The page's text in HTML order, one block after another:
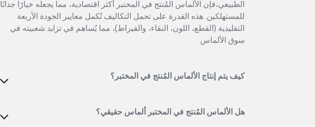
الطبيعي،فإن الألماس المُنتج في المختبر أكثر اقتصادية، مما يجعله خيارًا جذابًا
للمستهلكين. هذه القدرة على تحمل التكاليف تُكمل معايير الجودة الأربعة
التقليدية (القطع، اللون، النقاء، والقيراط)، مما يُساهم في تزايد شعبيته في
سوق الألماس.
كيف يتم إنتاج الألماس المُنتج في المختبر؟
هل الألماس المُنتج في المختبر ألماس حقيقي؟